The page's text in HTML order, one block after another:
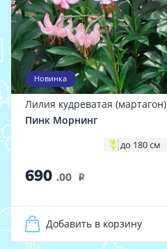
Новинка
Лилия кудреватая (мартагон)
Пинк Морнинг
до 180 см
690 .00 i
Добавить в корзину